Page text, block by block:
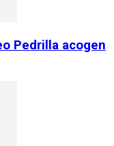
Pedrilla acogen